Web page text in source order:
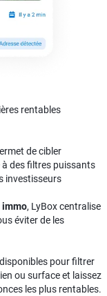
rentables
de cibler
des filtres puissants
investisseurs
immo, LyBox centralise
éviter de les
pour filtrer
ou surface et laissez
les plus rentables.